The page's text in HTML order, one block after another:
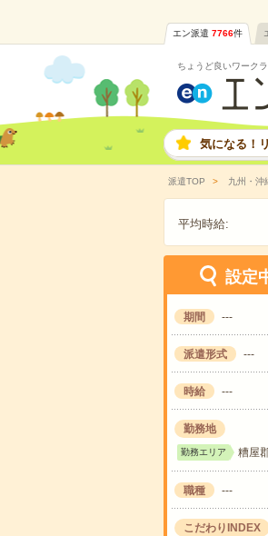
エン派遣 7766件
ちょうど良いワーク
気になる！
派遣TOP 九州・沖
平均時給:
設定
期間 ---
派遣形式 ---
時給 ---
勤務地
勤務エリア 糟屋
職種 ---
こだわりINDEX